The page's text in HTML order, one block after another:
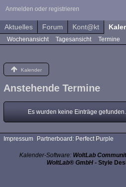
Anmelden oder registrieren
Aktuelles Forum Kont@kt
Wochenansicht Tagesansicht Termine
Kalender
Anstehende Termine
Es wurden keine Einträge gefunden.
Impressum Partnerboard: Perfect Purple
Kalender-Software: WoltLab
WoltLab® GmbH